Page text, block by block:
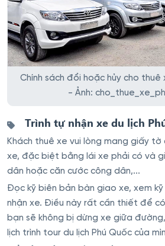
Chính sách đổi hoặc hủy cho thuê
- Ảnh:
Trình tự nhận xe du lịch
Khách thuê xe vui lòng mang giấy tờ
xe, đặc biệt bằng lái xe phải có và
dân hoặc căn cước công dân,...
Đọc kỹ biên bản bàn giao xe, xem
nhận xe. Điều này rất cần thiết để
bạn sẽ không bị dừng xe giữa
lịch trình tour du lịch Phú Quốc của